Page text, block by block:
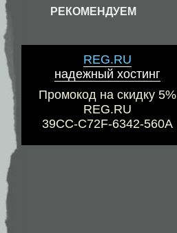
РЕКОМЕНДУЕМ
REG.RU
надежный хостинг
Промокод на скидку 5%
REG.RU
39CC-C72F-6342-560A